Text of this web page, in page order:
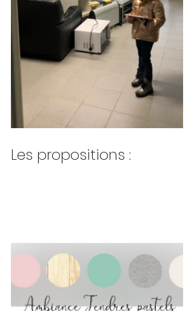
Les propositions :